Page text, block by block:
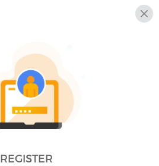
REGISTER